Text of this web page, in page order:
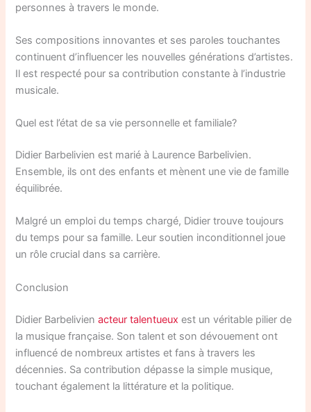
personnes à travers le monde.
Ses compositions innovantes et ses paroles touchantes
continuent d’influencer les nouvelles générations d’artistes.
Il est respecté pour sa contribution constante à l’industrie
musicale.
Quel est l’état de sa vie personnelle et familiale?
Didier Barbelivien est marié à Laurence Barbelivien.
Ensemble, ils ont des enfants et mènent une vie de famille
équilibrée.
Malgré un emploi du temps chargé, Didier trouve toujours
du temps pour sa famille. Leur soutien inconditionnel joue
un rôle crucial dans sa carrière.
Conclusion
Didier Barbelivienacteur talentueux est un véritable pilier de
la musique française. Son talent et son dévouement ont
influencé de nombreux artistes et fans à travers les
décennies. Sa contribution dépasse la simple musique,
touchant également la littérature et la politique.